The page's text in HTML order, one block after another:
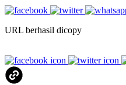
URL berhasil dicopy